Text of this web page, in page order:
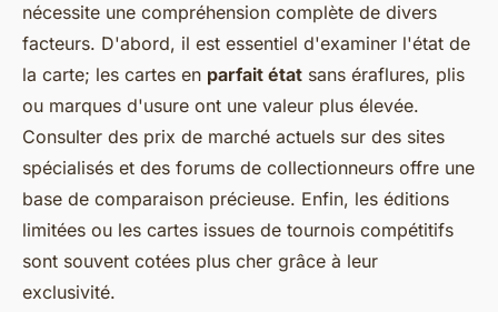
nécessite une compréhension complète de divers
facteurs. D'abord, il est essentiel d'examiner l'état de
la carte; les cartes en parfait état sans éraflures, plis
ou marques d'usure ont une valeur plus élevée.
Consulter des prix de marché actuels sur des sites
spécialisés et des forums de collectionneurs offre une
base de comparaison précieuse. Enfin, les éditions
limitées ou les cartes issues de tournois compétitifs
sont souvent cotées plus cher grâce à leur
exclusivité.